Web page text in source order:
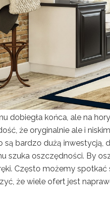
dobiegła końca, ale na
że oryginalnie ale i
bardzo dużą inwestycją,
szuka oszczędności. By
Często możemy
że wiele ofert jest